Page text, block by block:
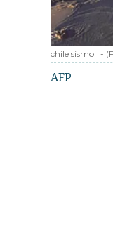
chile sismo -
AFP